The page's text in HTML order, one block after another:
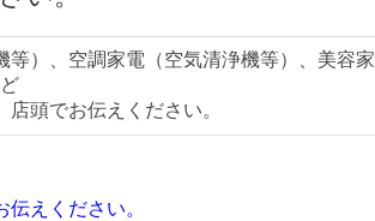
）、空調家電（空気清浄機等）、美容家
頭でお伝えください。
えください。